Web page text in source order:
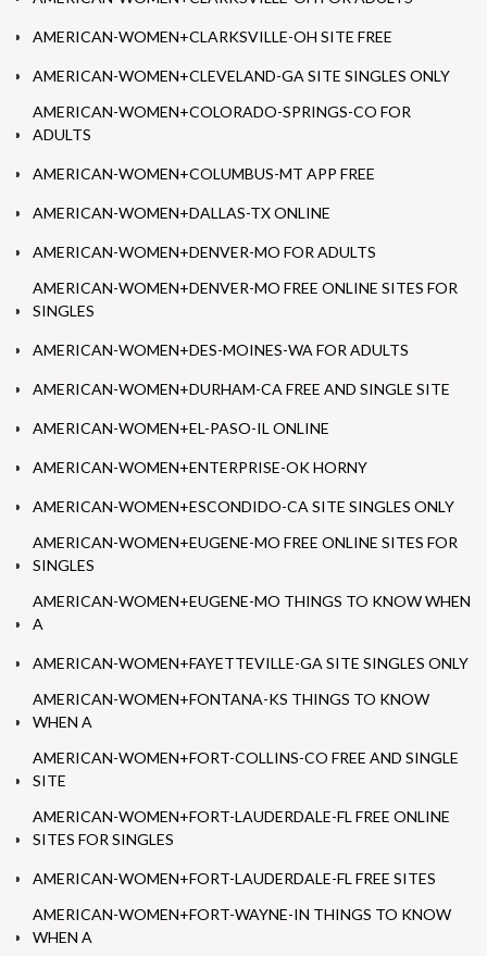
AMERICAN-WOMEN+CLARKSVILLE-OH SITE FREE
AMERICAN-WOMEN+CLEVELAND-GA SITE SINGLES ONLY
AMERICAN-WOMEN+COLORADO-SPRINGS-CO FOR
ADULTS
AMERICAN-WOMEN+COLUMBUS-MT APP FREE
AMERICAN-WOMEN+DALLAS-TX ONLINE
AMERICAN-WOMEN+DENVER-MO FOR ADULTS
AMERICAN-WOMEN+DENVER-MO FREE ONLINE SITES FOR
SINGLES
AMERICAN-WOMEN+DES-MOINES-WA FOR ADULTS
AMERICAN-WOMEN+DURHAM-CA FREE AND SINGLE SITE
AMERICAN-WOMEN+EL-PASO-IL ONLINE
AMERICAN-WOMEN+ENTERPRISE-OK HORNY
AMERICAN-WOMEN+ESCONDIDO-CA SITE SINGLES ONLY
AMERICAN-WOMEN+EUGENE-MO FREE ONLINE SITES FOR
SINGLES
AMERICAN-WOMEN+EUGENE-MO THINGS TO KNOW WHEN
A
AMERICAN-WOMEN+FAYETTEVILLE-GA SITE SINGLES ONLY
AMERICAN-WOMEN+FONTANA-KS THINGS TO KNOW
WHEN A
AMERICAN-WOMEN+FORT-COLLINS-CO FREE AND SINGLE
SITE
AMERICAN-WOMEN+FORT-LAUDERDALE-FL FREE ONLINE
SITES FOR SINGLES
AMERICAN-WOMEN+FORT-LAUDERDALE-FL FREE SITES
AMERICAN-WOMEN+FORT-WAYNE-IN THINGS TO KNOW
WHEN A